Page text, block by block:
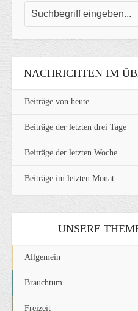
NACHRICHTEN IM
Beiträge von heute
Beiträge der letzten drei Tage
Beiträge der letzten Woche
Beiträge im letzten Monat
UNSERE
Allgemein
Brauchtum
Freizeit